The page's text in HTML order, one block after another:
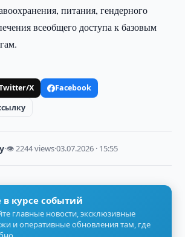
питания, гендерного
всеобщего доступа к базовым
X
Facebook
·👁 2244 views·03.07.2026 · 15:55
в курсе событий
главные новости, эксклюзивные
и оперативные обновления там, где